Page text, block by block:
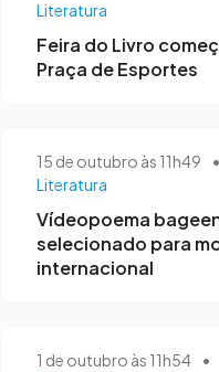
Literatura
Feira do Livro
Praça de Esportes
15 de outubro às 11h49
•
Literatura
Vídeopoema
selecionado para
internacional
1 de outubro às 11h54
•